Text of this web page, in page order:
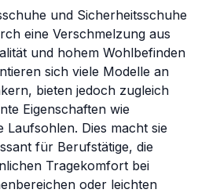
und Sicherheitsschuhe
eine Verschmelzung aus
und hohem Wohlbefinden
sich viele Modelle an
bieten jedoch zugleich
Eigenschaften wie
Laufsohlen. Dies macht sie
für Berufstätige, die
Tragekomfort bei
oder leichten